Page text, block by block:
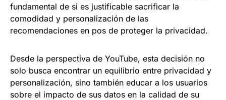
fundamental de si es justificable sacrificar la
comodidad y personalización de las
recomendaciones en pos de proteger la privacidad.
Desde la perspectiva de YouTube, esta decisión no
solo busca encontrar un equilibrio entre privacidad y
personalización, sino también educar a los usuarios
sobre el impacto de sus datos en la calidad de su